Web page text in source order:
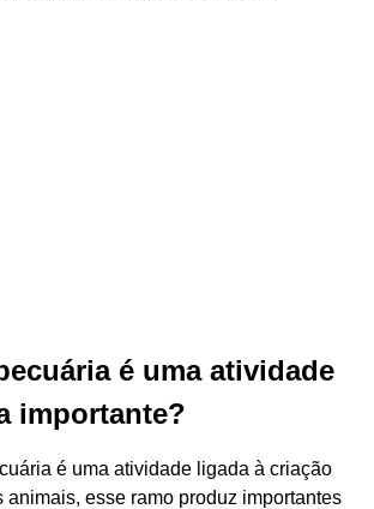
é uma atividade
importante?
é uma atividade ligada à criação
animais, esse ramo produz importantes